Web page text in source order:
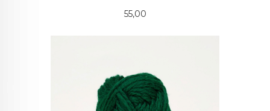
Pris
55,00